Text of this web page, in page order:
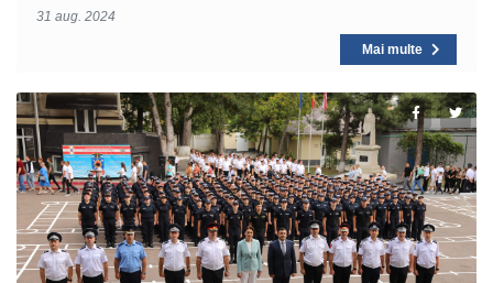
31 aug. 2024
Mai multe